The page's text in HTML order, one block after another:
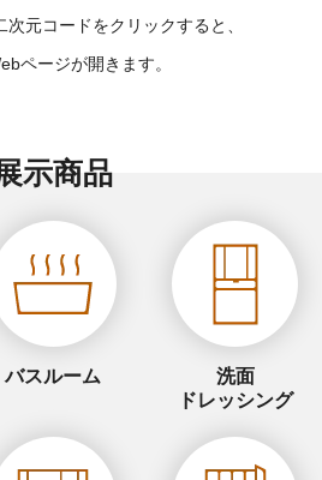
次元コードをクリックすると、
ページが開きます。
示商品
バスルーム
洗面
ドレッシング